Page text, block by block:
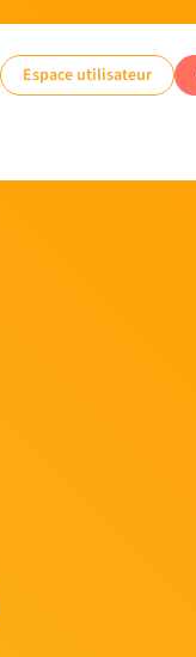
Espace utilisateur